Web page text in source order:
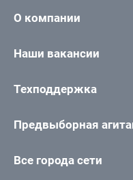
О компании
Наши вакансии
Техподдержка
Предвыборная
Все города сети